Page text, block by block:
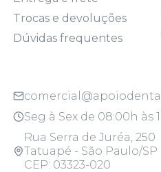
Trocas e devoluções
Dúvidas frequentes
Seg à Sex de 08:00h às
Rua Serra de Juréa, 250
Tatuapé - São Paulo/SP
CEP: 03323-020